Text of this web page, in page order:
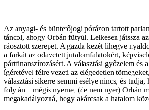
Az anyagi- és büntetőjogi pórázon tartott
táncol, ahogy Orbán fütyül. Lelkesen játssza
ráosztott szerepet. A gazda kezét lihegve
a farkát az odavetett jutalomfalatokért,
pártfinanszírozásért. A választási győzelem és
ígéretével félre vezeti az elégedetlen
választási sikerre semmi esélye nincs, és tudja,
folytán – mégis nyerne, (de nem nyer) Orbán
megakadályozná, hogy akárcsak a hatalom